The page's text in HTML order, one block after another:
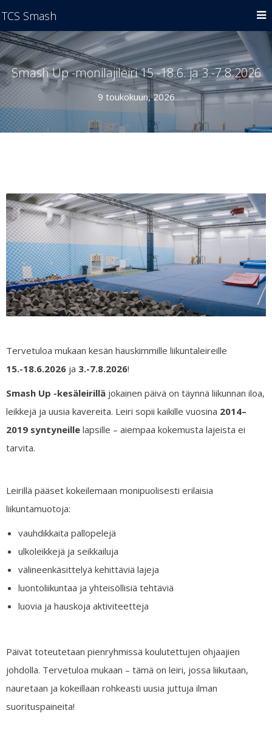
Smash Up -monilajileiri 15.-18.6. ja 3.-7.8.2026
9 toukokuun, 2026
Tervetuloa mukaan kesän hauskimmille liikuntaleireille
15.-18.6.2026 ja 3.-7.8.2026!
Smash Up -kesäleirillä jokainen päivä on täynnä liikunnan iloa,
leikkejä ja uusia kavereita. Leiri sopii kaikille vuosina 2014–
2019 syntyneille lapsille – aiempaa kokemusta lajeista ei
tarvita.
Leirillä pääset kokeilemaan monipuolisesti erilaisia
liikuntamuotoja:
vauhdikkaita pallopelejä
ulkoleikkejä ja seikkailuja
välineenkäsittelyä kehittäviä lajeja
luontoliikuntaa ja yhteisöllisiä tehtäviä
luovia ja hauskoja aktiviteetteja
Päivät toteutetaan pienryhmissä koulutettujen ohjaajien
johdolla. Tervetuloa mukaan – tämä on leiri, jossa liikutaan,
nauretaan ja kokeillaan rohkeasti uusia juttuja ilman
suorituspaineita!
TCS Smash